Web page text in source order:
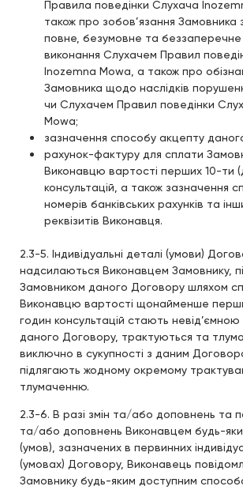
Правила поведінки Слухача
також про зобов’язання Замовника
повне, безумовне та
виконання Слухачем Правил
Inozemna Mowa, а також про
Замовника щодо наслідків
чи Слухачем Правил поведінки
Mowa;
зазначення способу акцепту
рахунок-фактуру для сплати
Виконавцю вартості перших 10-ти
консультацій, а також зазначення
номерів банківських рахунків та
реквізитів Виконавця.
2.3-5. Індивідуальні деталі (умови)
надсилаються Виконавцем Замовнику,
Замовником даного Договору шляхом
Виконавцю вартості щонайменше
годин консультацій стають
даного Договору, трактуються та
виключно в сукупності з даним
підлягають жодному окремому
тлумаченню.
2.3-6. В разі змін та/або доповнень та
та/або доповнень Виконавцем будь-
(умов), зазначених в первинних
(умовах) Договору, Виконавець
Замовнику будь-яким доступним